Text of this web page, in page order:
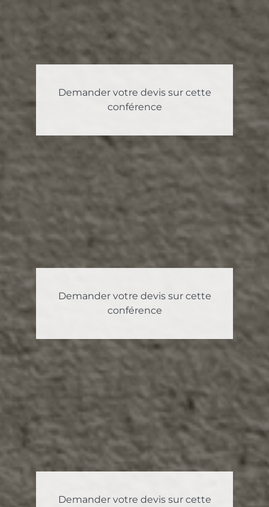
Demander votre devis sur cette
conférence
Demander votre devis sur cette
conférence
Demander votre devis sur cette